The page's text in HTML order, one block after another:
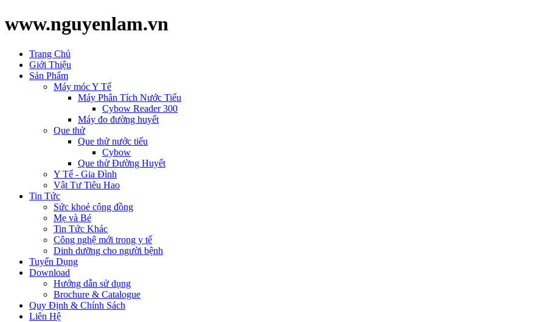
www.nguyenlam.vn
Trang Chủ
Giới Thiệu
Sản Phẩm
Máy móc Y Tế
Máy Phân Tích Nước Tiểu
Cybow Reader 300
Máy đo đường huyết
Que thử
Que thử nước tiểu
Cybow
Que thử Đường Huyết
Y Tế - Gia Đình
Vật Tư Tiêu Hao
Tin Tức
Sức khoẻ cộng đồng
Mẹ và Bé
Tin Tức Khác
Công nghệ mới trong y tế
Dinh dưỡng cho người bệnh
Tuyển Dụng
Download
Hướng dẫn sử dụng
Brochure & Catalogue
Quy Định & Chính Sách
Liên Hệ